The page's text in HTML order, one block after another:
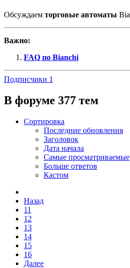
Обсуждаем торговые автоматы
Важно:
FAQ по Bianchi
Подписчики 1
В форуме 377 тем
Сортировка
Последние обновления
Заголовок
Дата начала
Самые просматриваемые
Больше ответов
Кастом
Назад
11
12
13
14
15
16
Далее